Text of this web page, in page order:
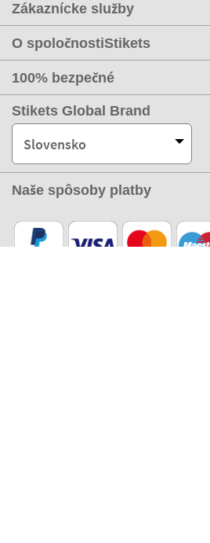
Zákaznícke služby
O spoločnostiStikets
100% bezpečné
Stikets Global Brand
Slovensko
Naše spôsoby platby